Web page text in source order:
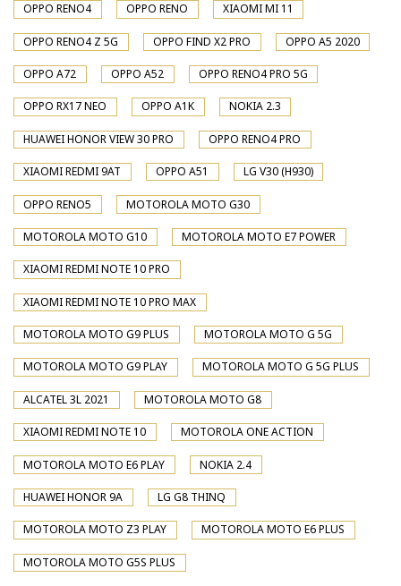
OPPO RENO4 OPPO RENO XIAOMI MI 11
OPPO RENO4 Z 5G OPPO FIND X2 PRO OPPO A5 2020
OPPO A72 OPPO A52 OPPO RENO4 PRO 5G
OPPO RX17 NEO OPPO A1K NOKIA 2.3
HUAWEI HONOR VIEW 30 PRO OPPO RENO4 PRO
XIAOMI REDMI 9AT OPPO A51 LG V30 (H930)
OPPO RENO5 MOTOROLA MOTO G30
MOTOROLA MOTO G10 MOTOROLA MOTO E7 POWER
XIAOMI REDMI NOTE 10 PRO
XIAOMI REDMI NOTE 10 PRO MAX
MOTOROLA MOTO G9 PLUS MOTOROLA MOTO G 5G
MOTOROLA MOTO G9 PLAY MOTOROLA MOTO G 5G PLUS
ALCATEL 3L 2021 MOTOROLA MOTO G8
XIAOMI REDMI NOTE 10 MOTOROLA ONE ACTION
MOTOROLA MOTO E6 PLAY NOKIA 2.4
HUAWEI HONOR 9A LG G8 THINQ
MOTOROLA MOTO Z3 PLAY MOTOROLA MOTO E6 PLUS
MOTOROLA MOTO G5S PLUS